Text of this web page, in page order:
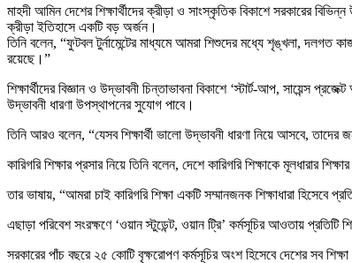
মাহদী আমিন দেশের শিক্ষার্থীদের ক্রীড়া ও সাংস্কৃতিক বিকাশে সরকারের
ক্রীড়া ইতিহাসে একটি বড় অর্জন।
তিনি বলেন, “ফুটবল টুর্নামেন্টের মাধ্যমে আমরা শিশুদের মধ্যে শৃঙ্খলা,
রয়েছে।”
শিক্ষার্থীদের বিজ্ঞান ও উদ্ভাবনী চিন্তাভাবনা বিকাশে ‘স্টার্ট-আপ, সায়েন্স
উদ্ভাবনী ধারণা উপস্থাপনের সুযোগ পাবে।
তিনি আরও বলেন, “যেসব শিক্ষার্থী ভালো উদ্ভাবনী ধারণা নিয়ে আসবে,
কারিগরি শিক্ষার প্রসার নিয়ে তিনি বলেন, দেশে কারিগরি শিক্ষাকে মূলধারার
তার ভাষায়, “আমরা চাই কারিগরি শিক্ষা একটি সম্মানজনক শিক্ষাধারা হিসেবে
এছাড়া পরিবেশ সংরক্ষণে ‘ওয়ান স্টুডেন্ট, ওয়ান ট্রি’ কর্মসূচির আওতায় প্রতিটি
সরকারের পাঁচ বছরে ২৫ কোটি বৃক্ষরোপণ কর্মসূচির অংশ হিসেবে দেশের সব